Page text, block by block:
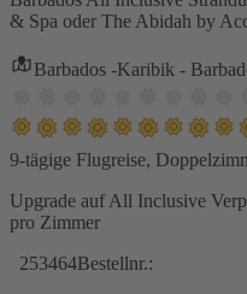
& Spa oder The Abidah by
Barbados -Karibik -
9-tägige Flugreise,
Upgrade auf All Inclusive
pro Zimmer
253464Bestellnr.: